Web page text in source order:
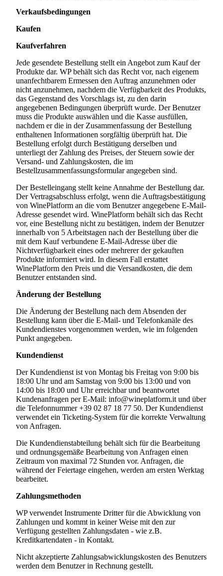
Verkaufsbedingungen
Kaufen
Kaufverfahren
Jede gesendete Bestellung stellt ein Angebot zum Kauf der
Produkte dar. WP behält sich das Recht vor, nach eigenem
unanfechtbarem Ermessen den Auftrag anzunehmen oder
nicht anzunehmen, nachdem die Verfügbarkeit des Produkts,
das Gegenstand des Vorschlags ist, zu den darin
angegebenen Bedingungen überprüft wurde. Der Benutzer
muss die Produkte auswählen und die Kasse ausfüllen,
nachdem er die in der Zusammenfassung der Bestellung
enthaltenen Informationen sorgfältig überprüft hat. Die
Bestellung erfolgt durch Bestätigung derselben und
unterliegt der Zahlung des Preises, der Steuern sowie der
Versand- und Zahlungskosten, die im
Bestellzusammenfassungsformular angegeben sind.
Der Bestelleingang stellt keine Annahme der Bestellung dar.
Der Vertragsabschluss erfolgt, wenn die Auftragsbestätigung
von WinePlatform an die vom Benutzer angegebene E-Mail-
Adresse gesendet wird. WinePlatform behält sich das Recht
vor, eine Bestellung nicht zu bestätigen, indem der Benutzer
innerhalb von 5 Arbeitstagen nach der Bestellung über die
mit dem Kauf verbundene E-Mail-Adresse über die
Nichtverfügbarkeit eines oder mehrerer der gekauften
Produkte informiert wird. In diesem Fall erstattet
WinePlatform den Preis und die Versandkosten, die dem
Benutzer entstanden sind.
Änderung der Bestellung
Die Änderung der Bestellung nach dem Absenden der
Bestellung kann über die E-Mail- und Telefonkanäle des
Kundendienstes vorgenommen werden, wie im folgenden
Punkt angegeben.
Kundendienst
Der Kundendienst ist von Montag bis Freitag von 9:00 bis
18:00 Uhr und am Samstag von 9:00 bis 13:00 und von
14:00 bis 18:00 und Uhr erreichbar und beantwortet
Kundenanfragen per E-Mail: info@wineplatform.it und über
die Telefonnummer +39 02 87 18 77 50. Der Kundendienst
verwendet ein Ticketing-System für die korrekte Verwaltung
von Anfragen.
Die Kundendienstabteilung behält sich für die Bearbeitung
und ordnungsgemäße Bearbeitung von Anfragen einen
Zeitraum von maximal 72 Stunden vor. Anfragen, die
während der Feiertage eingehen, werden am ersten Werktag
bearbeitet.
Zahlungsmethoden
WP verwendet Instrumente Dritter für die Abwicklung von
Zahlungen und kommt in keiner Weise mit den zur
Verfügung gestellten Zahlungsdaten - wie z.B.
Kreditkartendaten - in Kontakt.
Nicht akzeptierte Zahlungsabwicklungskosten des Benutzers
werden dem Benutzer in Rechnung gestellt.